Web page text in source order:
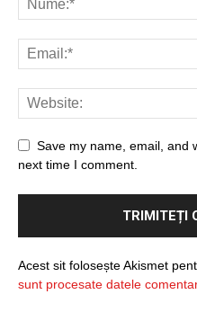
Save my name, email, and
next time I comment.
Acest sit folosește Akismet
sunt procesate datele